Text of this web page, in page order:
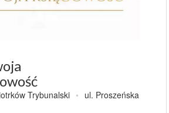
Trybunalski • ul. Proszeńska